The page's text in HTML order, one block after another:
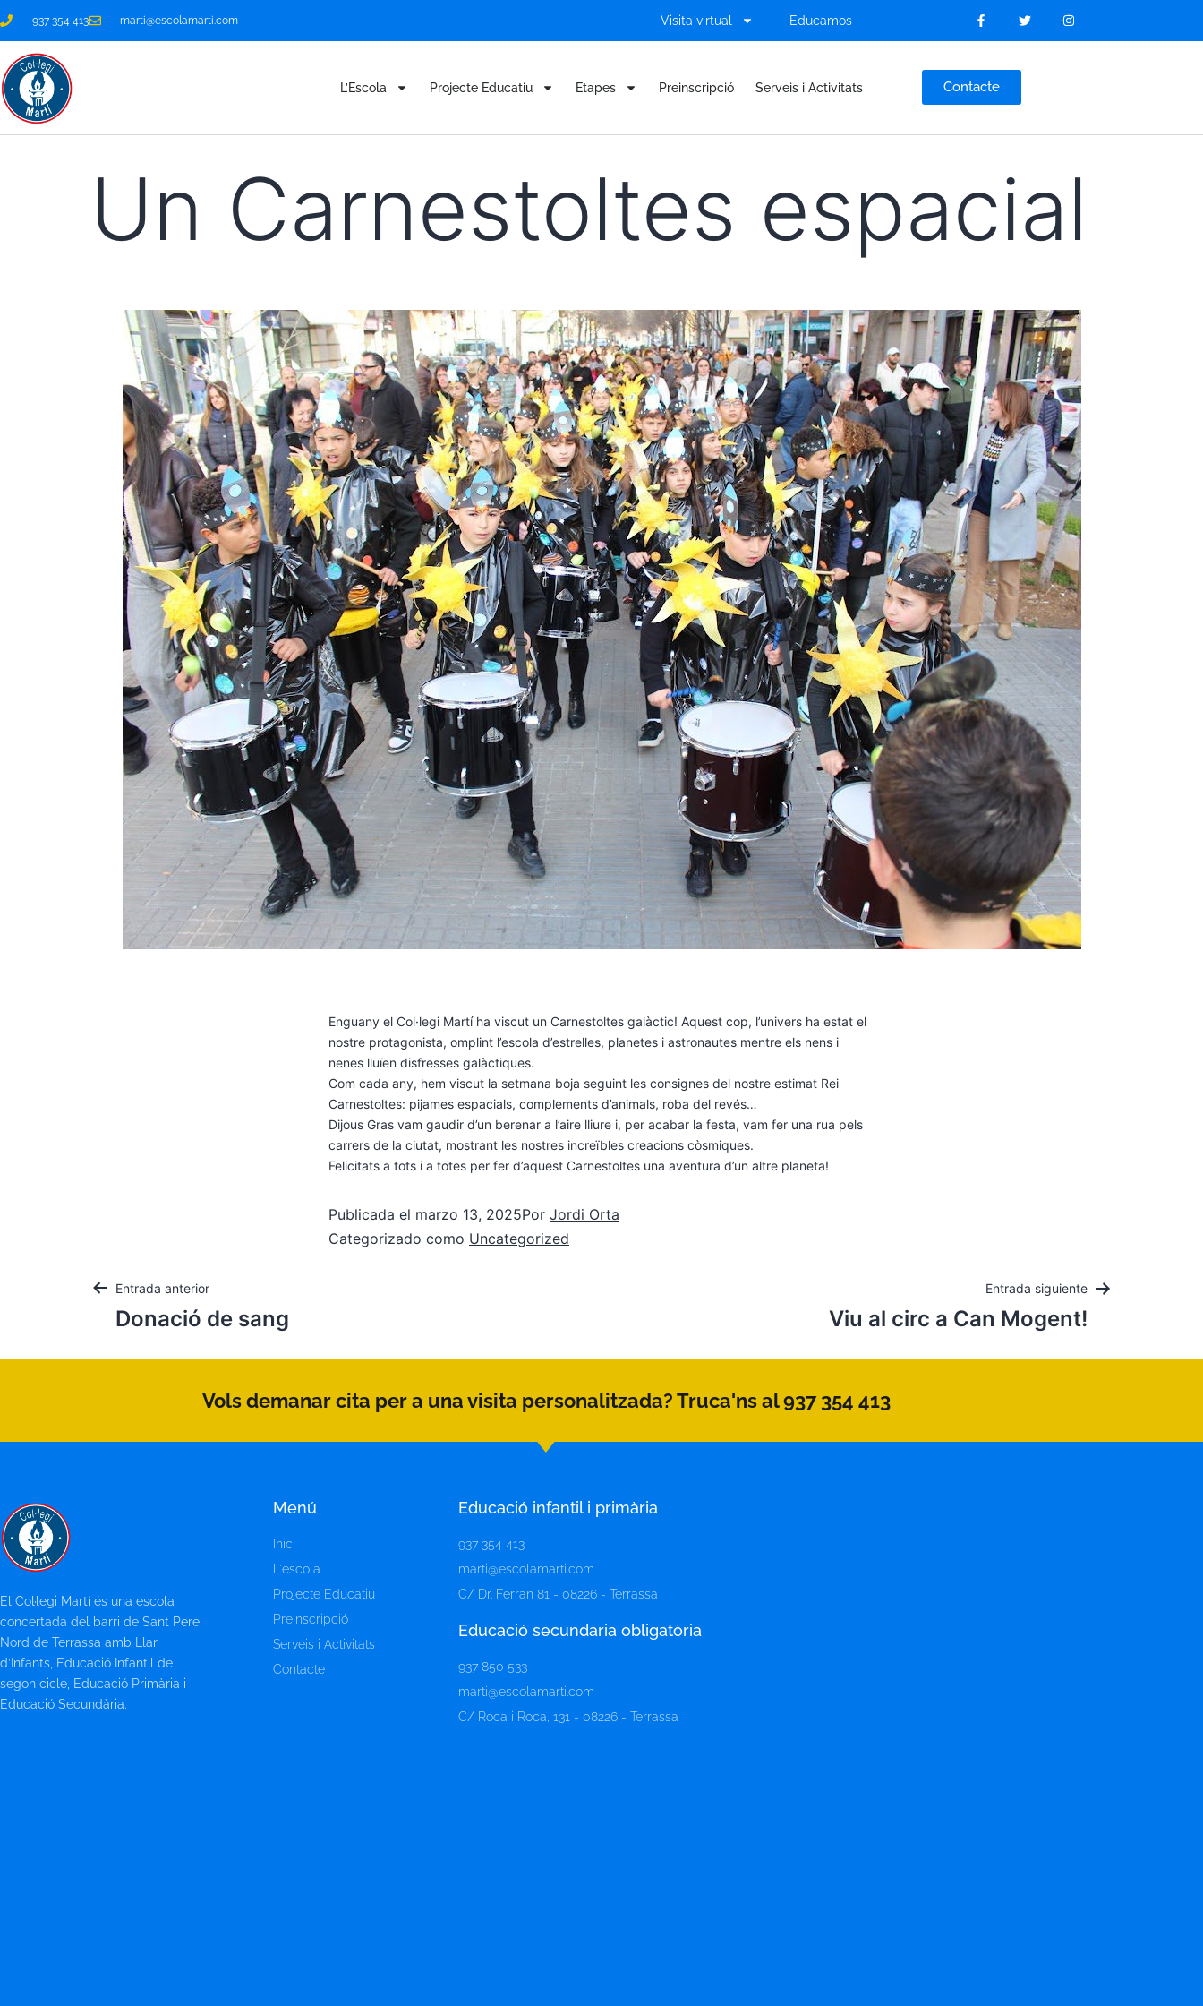
937 354 413 marti@escolamarti.com Visita virtual Educamos
L’Escola Projecte Educatiu Etapes Preinscripció Serveis i Activitats Contacte
Un Carnestoltes espacial
Enguany el Col·legi Martí ha viscut un Carnestoltes galàctic! Aquest cop, l’univers ha estat el
nostre protagonista, omplint l’escola d’estrelles, planetes i astronautes mentre els nens i
nenes lluïen disfresses galàctiques.
Com cada any, hem viscut la setmana boja seguint les consignes del nostre estimat Rei
Carnestoltes: pijames espacials, complements d’animals, roba del revés…
Dijous Gras vam gaudir d’un berenar a l’aire lliure i, per acabar la festa, vam fer una rua pels
carrers de la ciutat, mostrant les nostres increïbles creacions còsmiques.
Felicitats a tots i a totes per fer d’aquest Carnestoltes una aventura d’un altre planeta!
Publicada el marzo 13, 2025Por Jordi Orta
Categorizado como Uncategorized
Entrada anterior
Donació de sang
Entrada siguiente
Viu al circ a Can Mogent!
Vols demanar cita per a una visita personalitzada? Truca'ns al 937 354 413
El Col·legi Martí és una escola
concertada del barri de Sant Pere
Nord de Terrassa amb Llar
d’Infants, Educació Infantil de
segon cicle, Educació Primària i
Educació Secundària.
Menú
Inici
L'escola
Projecte Educatiu
Preinscripció
Serveis i Activitats
Contacte
Educació infantil i primària
937 354 413
marti@escolamarti.com
C/ Dr. Ferran 81 - 08226 - Terrassa
Educació secundaria obligatòria​
937 850 533
marti@escolamarti.com
C/ Roca i Roca, 131 - 08226 - Terrassa